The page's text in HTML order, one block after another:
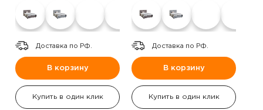
Доставка по РФ.
В корзину
Купить в один клик
Доставка по РФ.
В корзину
Купить в один клик